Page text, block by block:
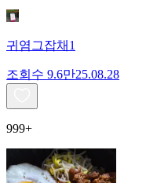
귀염그잡채1
조회수 9.6만25.08.28
999+